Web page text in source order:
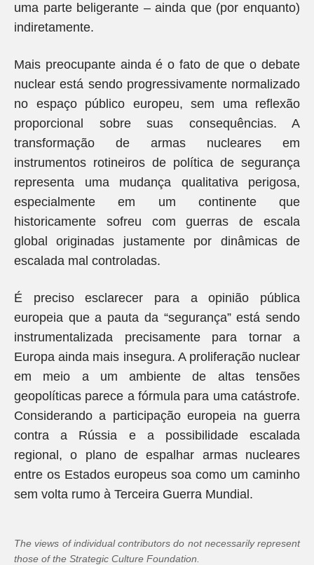
uma parte beligerante – ainda que (por enquanto)
indiretamente.
Mais preocupante ainda é o fato de que o debate
nuclear está sendo progressivamente normalizado
no espaço público europeu, sem uma reflexão
proporcional sobre suas consequências. A
transformação de armas nucleares em
instrumentos rotineiros de política de segurança
representa uma mudança qualitativa perigosa,
especialmente em um continente que
historicamente sofreu com guerras de escala
global originadas justamente por dinâmicas de
escalada mal controladas.
É preciso esclarecer para a opinião pública
europeia que a pauta da “segurança” está sendo
instrumentalizada precisamente para tornar a
Europa ainda mais insegura. A proliferação nuclear
em meio a um ambiente de altas tensões
geopolíticas parece a fórmula para uma catástrofe.
Considerando a participação europeia na guerra
contra a Rússia e a possibilidade escalada
regional, o plano de espalhar armas nucleares
entre os Estados europeus soa como um caminho
sem volta rumo à Terceira Guerra Mundial.
The views of individual contributors do not necessarily represent
those of the Strategic Culture Foundation.